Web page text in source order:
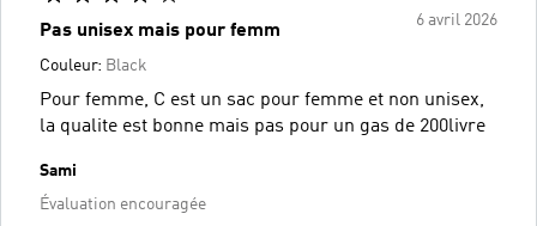
6 avril 2026
Pas unisex mais pour femm
Couleur: Black
Pour femme, C est un sac pour femme et non unisex,
la qualite est bonne mais pas pour un gas de 200livre
Sami
Évaluation encouragée